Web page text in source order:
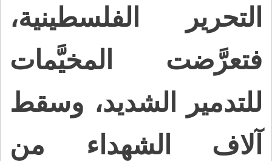
التحرير الفلسطينية،
فتعرَّضت المخيَّمات
للتدمير الشديد، وسقط
آلاف الشهداء من